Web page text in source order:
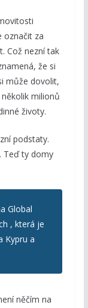
označit za
Což nezní tak
že si
může dovolit,
milionů
životy.
podstaty.
Teď ty domy
Global
, která je
Kypru a
něčím na